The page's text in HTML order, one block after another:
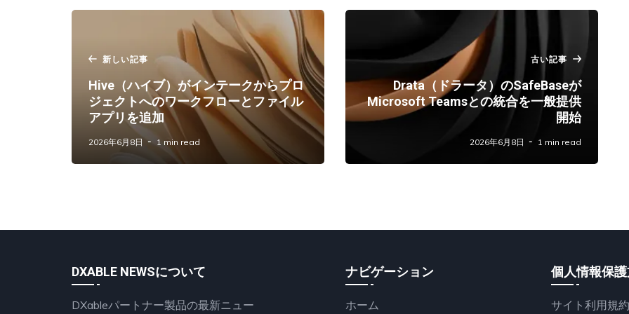
新しい記事
Hive（ハイブ）がインテークからプロ
ジェクトへのワークフローとファイル
アプリを追加
2026年6月8日 1 min read
古い記事
Drata（ドラータ）のSafeBaseが
Microsoft Teamsとの統合を一般提供
開始
2026年6月8日 1 min read
DXABLE NEWSについて
DXableパートナー製品の最新ニュー
ナビゲーション
ホーム
個人情報保
サイト利用規約